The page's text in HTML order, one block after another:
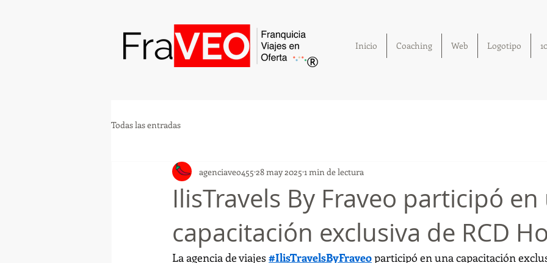
®
Inicio Coaching Web Logotipo
Todas las entradas
IlisTravels By Fraveo participó en
capacitación exclusiva de RCD
agenciaveo455 28 may 2025 1 min de lectura
La agencia de viajes #IlisTravelsByFraveo participó en una capacitación